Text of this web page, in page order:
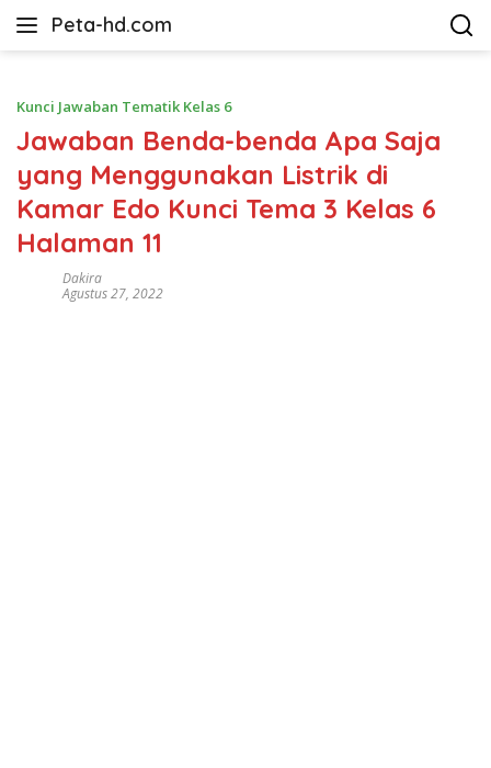
Peta-hd.com
Kumpulan
HD
Kunci Jawaban Tematik Kelas 6
Jawaban Benda-benda Apa Saja
yang Menggunakan Listrik di
Kamar Edo Kunci Tema 3 Kelas 6
Halaman 11
Dakira
Agustus 27, 2022